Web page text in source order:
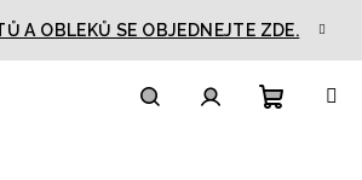
A OBLEKŮ SE OBJEDNEJTE ZDE.